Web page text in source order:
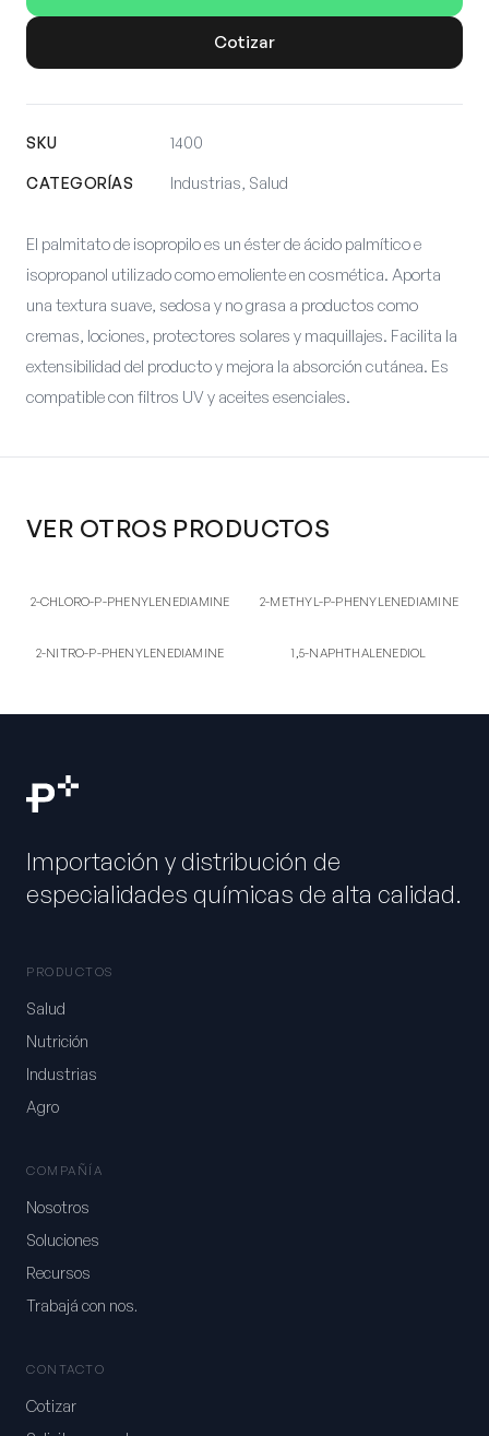
Cotizar
SKU 1400
CATEGORÍAS Industrias, Salud
El palmitato de isopropilo es un éster de ácido palmítico e
isopropanol utilizado como emoliente en cosmética. Aporta
una textura suave, sedosa y no grasa a productos como
cremas, lociones, protectores solares y maquillajes. Facilita la
extensibilidad del producto y mejora la absorción cutánea. Es
compatible con filtros UV y aceites esenciales.
VER OTROS PRODUCTOS
2-CH
PHENYLENEDIAMINE
2-CHLORO-P-PHENYLENEDIAMINE 2-ME
PHENYLENEDIAMINE
2-METHYL-P-PHENYLENEDIAMINE
2-NI
PHENYLENEDIAMINE
2-NITRO-P-PHENYLENEDIAMINE 1,5-
1,5-NAPHTHALENEDIOL
Importación y distribución de
especialidades químicas de alta calidad.
PRODUCTOS
Salud
Nutrición
Industrias
Agro
COMPAÑÍA
Nosotros
Soluciones
Recursos
Trabajá con nos.
CONTACTO
Cotizar